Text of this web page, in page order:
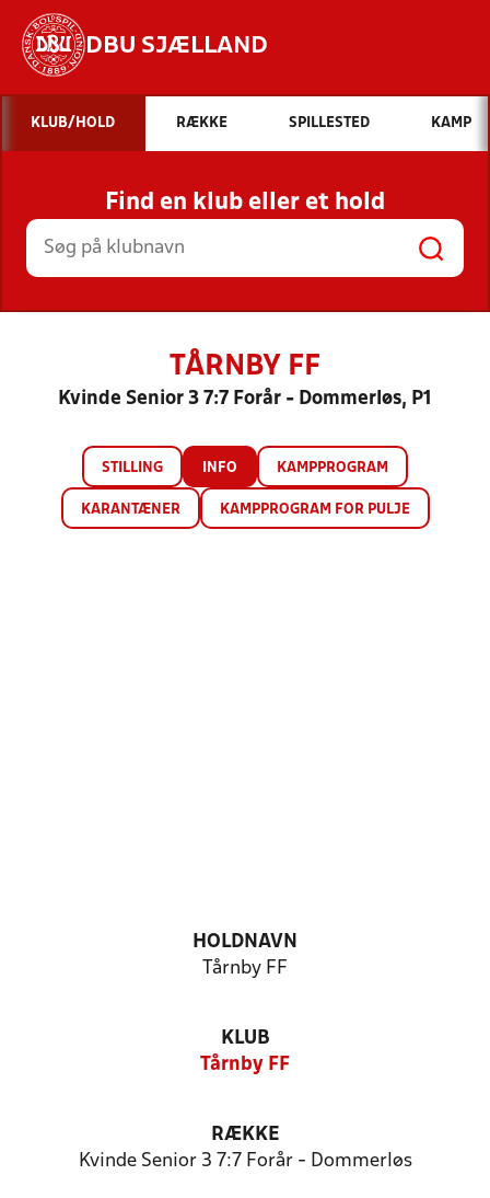
DBU SJÆLLAND
Hvad vil du søge efter?
INDHOLD OG NYHEDER
STILLINGER, RESULTATER, KLUBBER OG
HOLD
KLUB/HOLD RÆKKE SPILLESTED KAMP
Find en klub eller et hold
TÅRNBY FF
Kvinde Senior 3 7:7 Forår - Dommerløs, P1
STILLING INFO KAMPPROGRAM
KARANTÆNER KAMPPROGRAM FOR PULJE
HOLDNAVN
Tårnby FF
KLUB
Tårnby FF
RÆKKE
Kvinde Senior 3 7:7 Forår - Dommerløs